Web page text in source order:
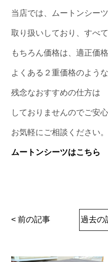
当店では、ムートンシー
取り扱いしており、すべ
もちろん価格は、適正価格
よくある２重価格のような
残念なおすすめの仕方は
しておりませんのでご安
お気軽にご相談ください。
ムートンシーツはこちら
< 前の記事 過去の